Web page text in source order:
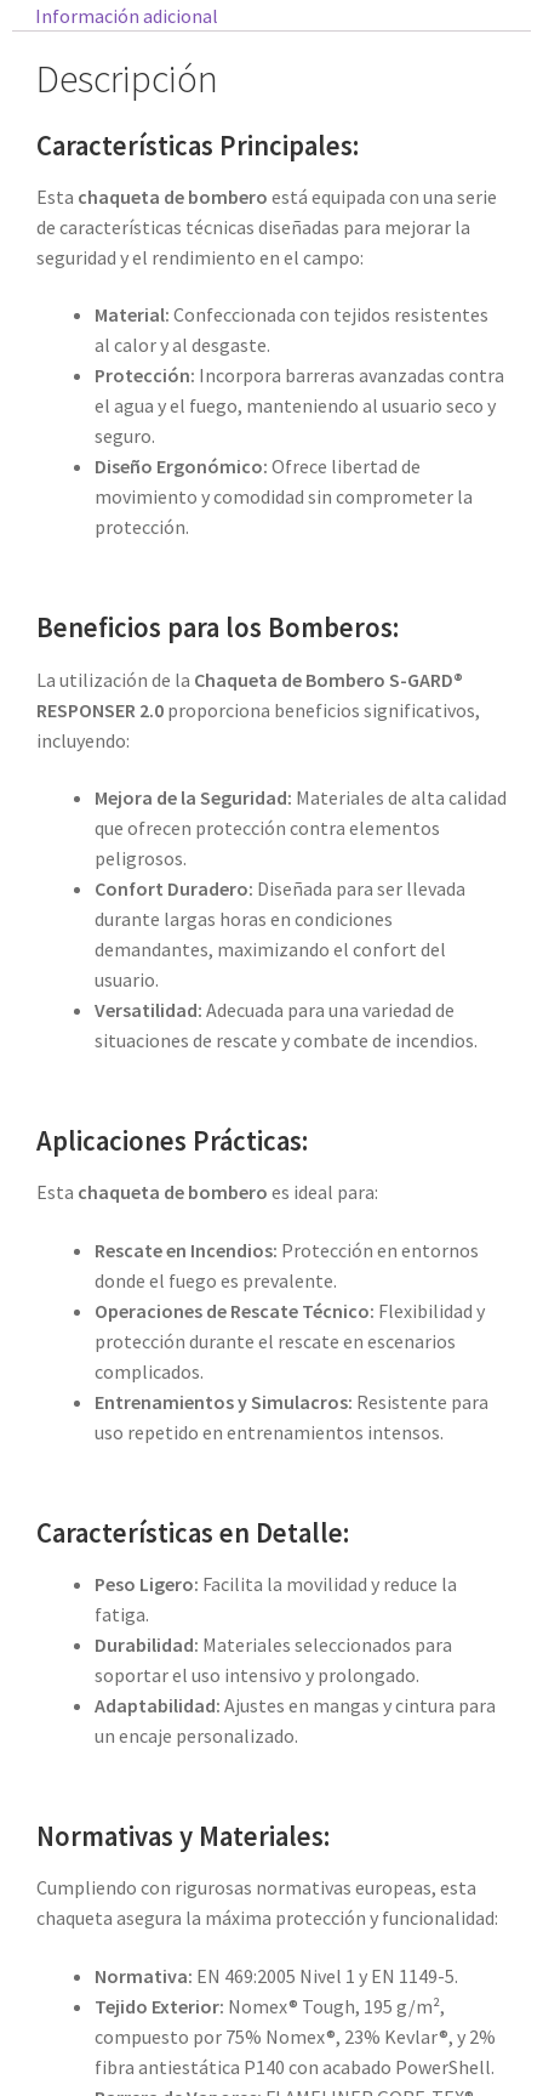
Información adicional
Descripción
Características Principales:
Esta chaqueta de bombero está equipada con una serie
de características técnicas diseñadas para mejorar la
seguridad y el rendimiento en el campo:
Material: Confeccionada con tejidos resistentes
al calor y al desgaste.
Protección: Incorpora barreras avanzadas contra
el agua y el fuego, manteniendo al usuario seco y
seguro.
Diseño Ergonómico: Ofrece libertad de
movimiento y comodidad sin comprometer la
protección.
Beneficios para los Bomberos:
La utilización de la Chaqueta de Bombero S-GARD®
RESPONSER 2.0 proporciona beneficios significativos,
incluyendo:
Mejora de la Seguridad: Materiales de alta calidad
que ofrecen protección contra elementos
peligrosos.
Confort Duradero: Diseñada para ser llevada
durante largas horas en condiciones
demandantes, maximizando el confort del
usuario.
Versatilidad: Adecuada para una variedad de
situaciones de rescate y combate de incendios.
Aplicaciones Prácticas:
Esta chaqueta de bombero es ideal para:
Rescate en Incendios: Protección en entornos
donde el fuego es prevalente.
Operaciones de Rescate Técnico: Flexibilidad y
protección durante el rescate en escenarios
complicados.
Entrenamientos y Simulacros: Resistente para
uso repetido en entrenamientos intensos.
Características en Detalle:
Peso Ligero: Facilita la movilidad y reduce la
fatiga.
Durabilidad: Materiales seleccionados para
soportar el uso intensivo y prolongado.
Adaptabilidad: Ajustes en mangas y cintura para
un encaje personalizado.
Normativas y Materiales:
Cumpliendo con rigurosas normativas europeas, esta
chaqueta asegura la máxima protección y funcionalidad:
Normativa: EN 469:2005 Nivel 1 y EN 1149-5.
Tejido Exterior: Nomex® Tough, 195 g/m²,
compuesto por 75% Nomex®, 23% Kevlar®, y 2%
fibra antiestática P140 con acabado PowerShell.